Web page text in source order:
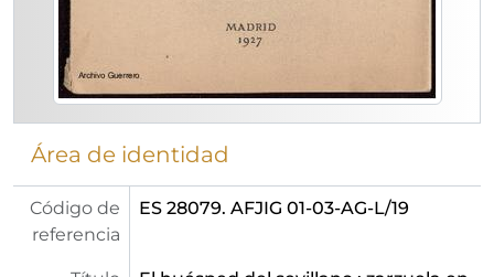
Área de identidad
Código de
referencia
ES 28079. AFJIG 01-03-AG-L/19